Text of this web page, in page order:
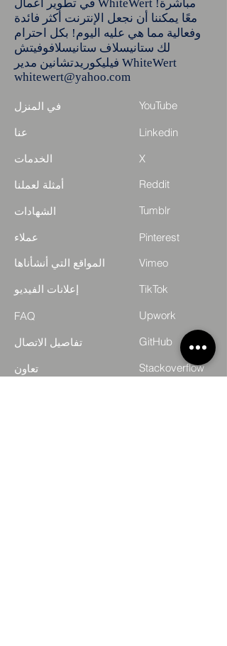
في تطوير أعمال WhiteWert مباشرة!
معًا يمكننا أن نجعل الإنترنت أكثر فائدة
وفعالية مما هي عليه اليوم! بكل احترام
لك ستانيسلاف ستانيسلافوفيتش
فيليكوريدتشانين مدير WhiteWert
whitewert@yahoo.com
في المنزل
الخدمات
عملاء
تفاصيل الاتصال
عنا
تعاون
X
Linkedin
Pinterest
FAQ
أمثلة لعملنا
الشهادات
GitHub
Upwork
YouTube
المواقع التي أنشأناها
إعلانات الفيديو
Stackoverflow
Reddit
Vimeo
Tumblr
TikTok